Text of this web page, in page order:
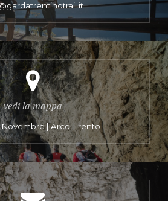
vedi la mappa
Novembre | Arco, Trento